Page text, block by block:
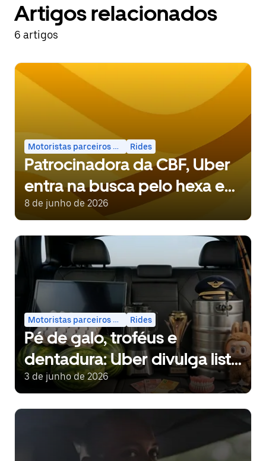
Artigos relacionados
6 artigos
Motoristas parceiros e entregadores Rides
Patrocinadora da CBF, Uber
entra na busca pelo hexa e
lança avaliação 6 estrelas no
8 de junho de 2026
Motoristas parceiros e entregadores Rides
Pé de galo, troféus e
dentadura: Uber divulga lista
de objetos esquecidos em
3 de junho de 2026